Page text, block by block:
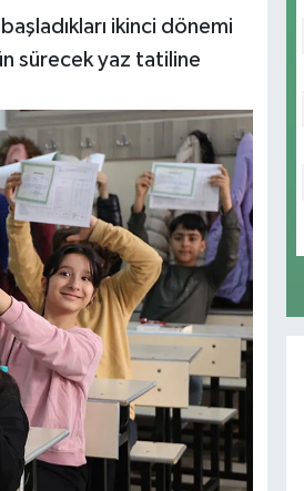
ikinci dönemi
sürecek yaz tatiline